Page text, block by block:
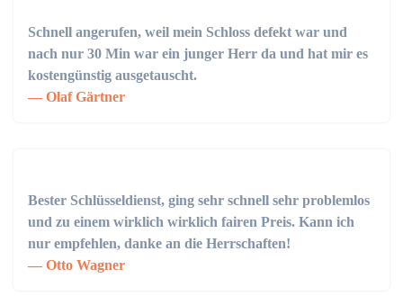
Schnell angerufen, weil mein Schloss defekt war und
nach nur 30 Min war ein junger Herr da und hat mir es
kostengünstig ausgetauscht.
Olaf Gärtner
Bester Schlüsseldienst, ging sehr schnell sehr problemlos
und zu einem wirklich wirklich fairen Preis. Kann ich
nur empfehlen, danke an die Herrschaften!
Otto Wagner